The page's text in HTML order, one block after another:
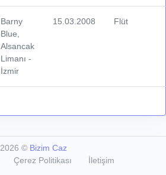
Barny
Blue,
Alsancak
Limanı -
İzmir
15.03.2008 Flüt
2026 © Bizim Caz
Çerez Politikası İletişim